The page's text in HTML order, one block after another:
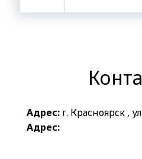
Адрес: г. Красноярск ,
Адрес: